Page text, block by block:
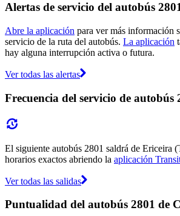
Alertas de servicio del autobús
Abre la aplicación para ver más información
servicio de la ruta del autobús. La aplicación
hay alguna interrupción activa o futura.
Ver todas las alertas
Frecuencia del servicio de
El siguiente autobús 2801 saldrá de Ericeira
horarios exactos abriendo la aplicación
Ver todas las salidas
Puntualidad del autobús 2801 de